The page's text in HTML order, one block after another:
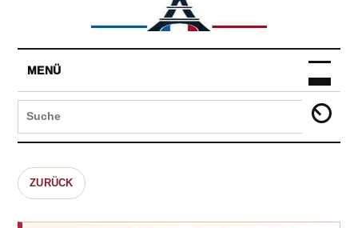
MENÜ
ZURÜCK